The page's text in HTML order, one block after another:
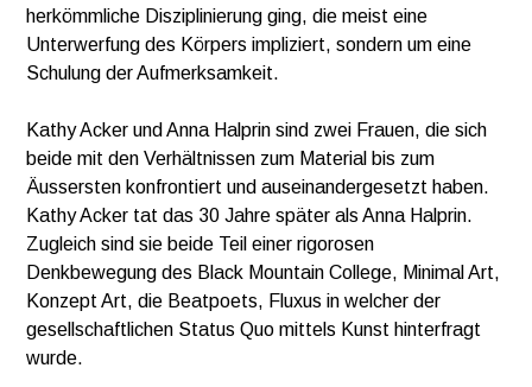
herkömmliche Disziplinierung ging, die meist eine
Unterwerfung des Körpers impliziert, sondern um eine
Schulung der Aufmerksamkeit.
Kathy Acker und Anna Halprin sind zwei Frauen, die sich
beide mit den Verhältnissen zum Material bis zum
Äussersten konfrontiert und auseinandergesetzt haben.
Kathy Acker tat das 30 Jahre später als Anna Halprin.
Zugleich sind sie beide Teil einer rigorosen
Denkbewegung des Black Mountain College, Minimal Art,
Konzept Art, die Beatpoets, Fluxus in welcher der
gesellschaftlichen Status Quo mittels Kunst hinterfragt
wurde.